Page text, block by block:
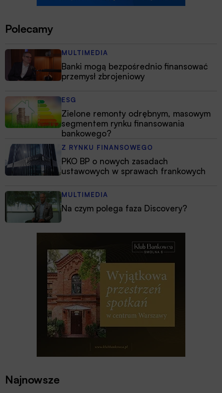
Polecamy
MULTIMEDIA
Banki mogą bezpośrednio finansować
przemysł zbrojeniowy
ESG
Zielone remonty odrębnym, masowym
segmentem rynku finansowania
bankowego?
Z RYNKU FINANSOWEGO
PKO BP o nowych zasadach
ustawowych w sprawach frankowych
MULTIMEDIA
Na czym polega faza Discovery?
Najnowsze